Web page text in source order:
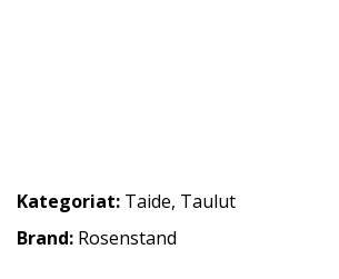
Kategoriat: Taide, Taulut
Brand: Rosenstand